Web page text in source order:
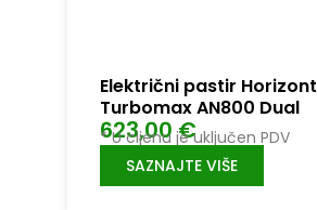
Električni pastir Horizont
Turbomax AN800 Dual
623,00€
* U cijenu je uključen PDV
SAZNAJTE VIŠE